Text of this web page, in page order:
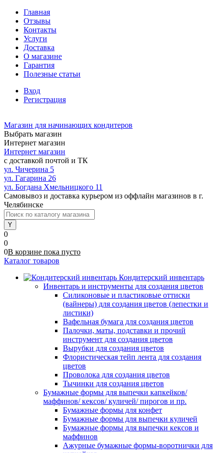
Главная
Отзывы
Контакты
Услуги
Доставка
О магазине
Гарантия
Полезные статьи
Вход
Регистрация
Магазин для начинающих кондитеров
Выбрать магазин
Интернет магазин
Интернет магазин
с доставкой почтой и ТК
ул. Чичерина 5
ул. Гагарина 26
ул. Богдана Хмельницкого 11
Самовывоз и доставка курьером из оффлайн магазинов в г.
Челябинске
0
0
0В корзине пока пусто
Каталог товаров
Кондитерский инвентарь
Инвентарь и инструменты для создания цветов
Силиконовые и пластиковые оттиски
(вайнеры) для создания цветов (лепестки и
листики)
Вафельная бумага для создания цветов
Палочки, маты, подставки и прочий
инструмент для создания цветов
Вырубки для создания цветов
Флористическая тейп лента для создания
цветов
Проволока для создания цветов
Тычинки для создания цветов
Бумажные формы для выпечки капкейков/
маффинов/ кексов/ куличей/ пирогов и пр.
Бумажные формы для конфет
Бумажные формы для выпечки куличей
Бумажные формы для выпечки кексов и
маффинов
Ажурные бумажные формы-воротнички для